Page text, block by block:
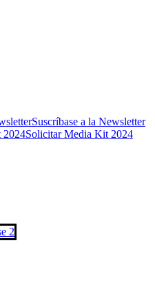
Suscríbase a la Newsletter
Solicitar Media Kit 2024